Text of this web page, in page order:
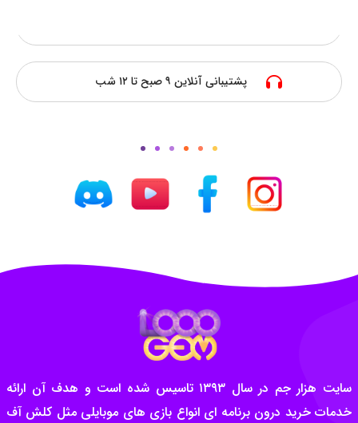
پشتیبانی آنلاین ۹ صبح تا ۱۲ شب
سایت هزار جم در سال ۱۳۹۳ تاسیس شده است و هدف آن ارائه
خدمات خرید درون برنامه ای انواع بازی های موبایلی مثل کلش آف